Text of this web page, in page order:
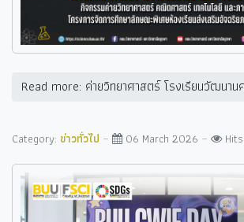
Read more: ค่ายวิทยาศาสตร์ โรงเรียนวัฒนา
Category: ข่าวทั่วไป 06 March 2026